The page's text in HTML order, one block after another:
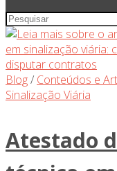
Blog/ Conteúdos e
Sinalização Viária
Atestado